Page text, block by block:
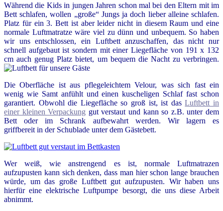
Während die Kids in jungen Jahren schon mal bei den Eltern mit im
Bett schlafen, wollen „große“ Jungs ja doch lieber alleine schlafen.
Platz für ein 3. Bett ist aber leider nicht in diesem Raum und eine
normale Luftmatratze wäre viel zu dünn und unbequem. So haben
wir uns entschlossen, ein Luftbett anzuschaffen, das nicht nur
schnell aufgebaut ist sondern mit einer Liegefläche von 191 x 132
cm auch genug Platz bietet, um bequem die Nacht zu verbringen.
Die Oberfläche ist aus pflegeleichtem Velour, was sich fast ein
wenig wie Samt anfühlt und einen kuscheligen Schlaf fast schon
garantiert. Obwohl die Liegefläche so groß ist, ist dasLuftbett in
einer kleinen Verpackung gut verstaut und kann so z.B. unter dem
Bett oder im Schrank aufbewahrt werden. Wir lagern es
griffbereit in der Schublade unter dem Gästebett.
Wer weiß, wie anstrengend es ist, normale Luftmatrazen
aufzupusten kann sich denken, dass man hier schon lange brauchen
würde, um das große Luftbett gut aufzupusten. Wir haben uns
hierfür eine elektrische Luftpumpe besorgt, die uns diese Arbeit
abnimmt.